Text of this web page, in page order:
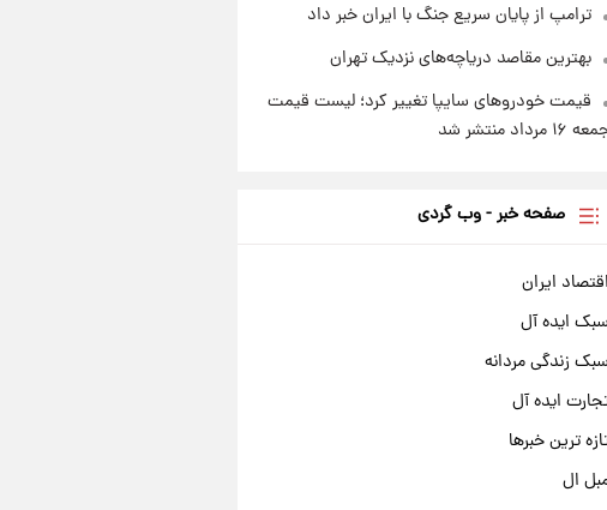
ترامپ از پایان سریع جنگ با ایران خبر داد
بهترین مقاصد دریاچه‌های نزدیک تهران
قیمت خودروهای سایپا تغییر کرد؛ لیست قیمت
۱۶ مرداد منتشر شد
صفحه خبر - وب گردی
اقتصاد ایران
سبک ایده آل
سبک زندگی مردانه
ایده آل
ترین خبرها
ال